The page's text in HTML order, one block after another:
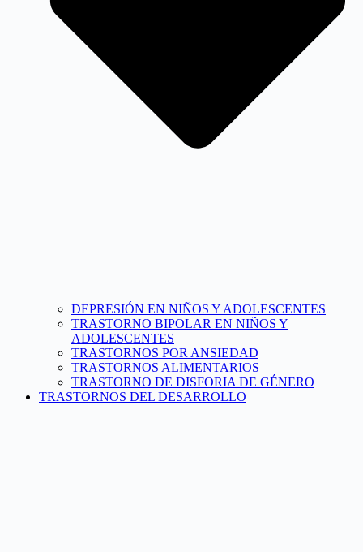
DEPRESIÓN EN NIÑOS Y ADOLESCENTES
TRASTORNO BIPOLAR EN NIÑOS Y
ADOLESCENTES
TRASTORNOS POR ANSIEDAD
TRASTORNOS ALIMENTARIOS
TRASTORNO DE DISFORIA DE GÉNERO
TRASTORNOS DEL DESARROLLO